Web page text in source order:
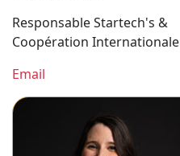
Responsable Startech's &
Coopération Internationale
Email